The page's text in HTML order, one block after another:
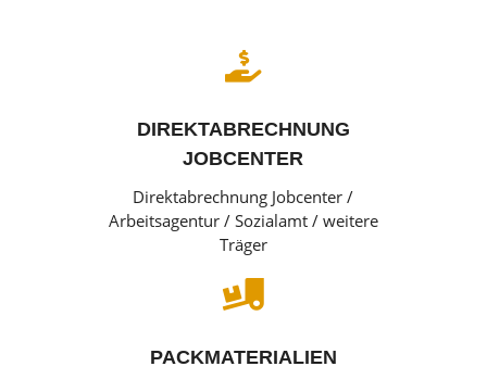

DIREKTABRECHNUNG
JOBCENTER
Direktabrechnung Jobcenter /
Arbeitsagentur / Sozialamt / weitere
Träger

PACKMATERIALIEN